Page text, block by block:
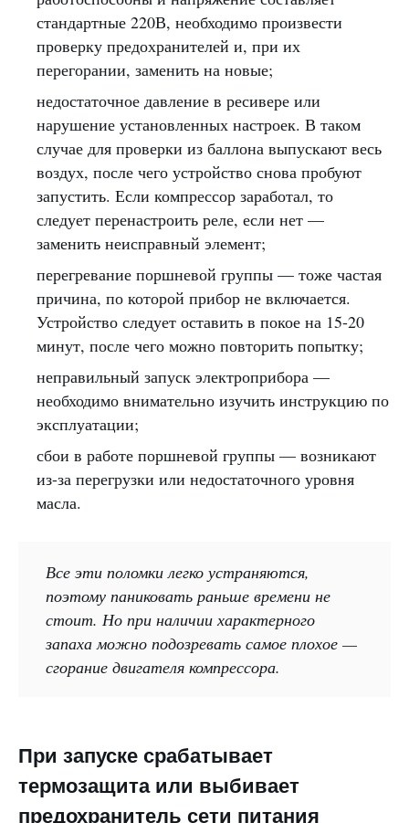
стандартные 220В, необходимо произвести
проверку предохранителей и, при их
перегорании, заменить на новые;
недостаточное давление в ресивере или
нарушение установленных настроек. В таком
случае для проверки из баллона выпускают весь
воздух, после чего устройство снова пробуют
запустить. Если компрессор заработал, то
следует перенастроить реле, если нет —
заменить неисправный элемент;
перегревание поршневой группы — тоже частая
причина, по которой прибор не включается.
Устройство следует оставить в покое на 15-20
минут, после чего можно повторить попытку;
неправильный запуск электроприбора —
необходимо внимательно изучить инструкцию по
эксплуатации;
сбои в работе поршневой группы — возникают
из-за перегрузки или недостаточного уровня
масла.
Все эти поломки легко устраняются,
поэтому паниковать раньше времени не
стоит. Но при наличии характерного
запаха можно подозревать самое плохое —
сгорание двигателя компрессора.
При запуске срабатывает
термозащита или выбивает
предохранитель сети питания